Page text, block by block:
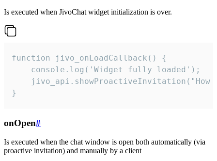
Is executed when JivoChat widget initialization is over.
function jivo_onLoadCallback() {
    console.log('Widget fully loaded');
jivo_api.showProactiveInvitation("How
}
onOpen#
Is executed when the chat window is open both automatically (via
proactive invitation) and manually by a client